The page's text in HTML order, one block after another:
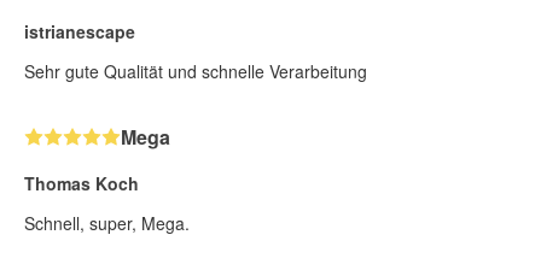
istrianescape
Sehr gute Qualität und schnelle Verarbeitung
Mega
Thomas Koch
Schnell, super, Mega.